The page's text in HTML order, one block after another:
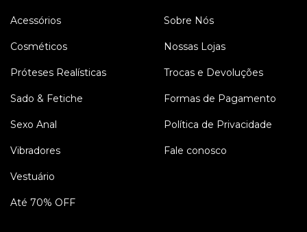
Acessórios
Cosméticos
Próteses Realísticas
Sado & Fetiche
Sexo Anal
Vibradores
Vestuário
Até 70% OFF
Sobre Nós
Nossas Lojas
Trocas e Devoluções
Formas de Pagamento
Política de Privacidade
Fale conosco